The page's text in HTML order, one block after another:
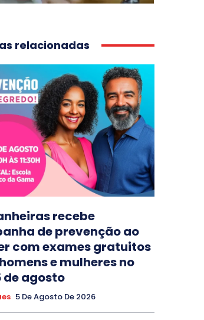
relacionadas
recebe
de prevenção ao
com exames gratuitos
e mulheres no
de agosto
5 De Agosto De 2026